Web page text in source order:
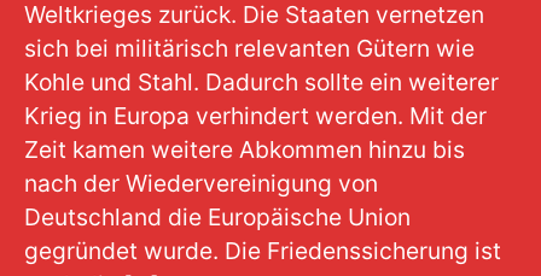
Weltkrieges zurück. Die Staaten vernetzen
sich bei militärisch relevanten Gütern wie
Kohle und Stahl. Dadurch sollte ein weiterer
Krieg in Europa verhindert werden. Mit der
Zeit kamen weitere Abkommen hinzu bis
nach der Wiedervereinigung von
Deutschland die Europäische Union
gegründet wurde. Die Friedenssicherung ist